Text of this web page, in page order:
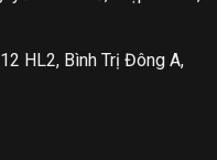
HL2, Bình Trị Đông A,